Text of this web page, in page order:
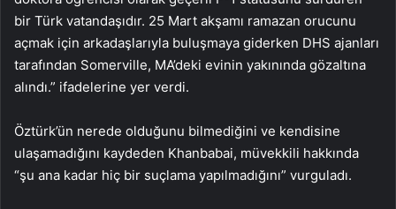
bir Türk vatandaşıdır. 25 Mart akşamı ramazan orucunu
açmak için arkadaşlarıyla buluşmaya giderken DHS ajanları
tarafından Somerville, MA’deki evinin yakınında gözaltına
alındı.” ifadelerine yer verdi.
Öztürk’ün nerede olduğunu bilmediğini ve kendisine
ulaşamadığını kaydeden Khanbabai, müvekkili hakkında
“şu ana kadar hiç bir suçlama yapılmadığını” vurguladı.